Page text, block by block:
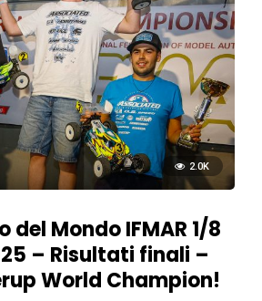
2.0K
Mondo IFMAR 1/8
– Risultati finali –
World Champion!